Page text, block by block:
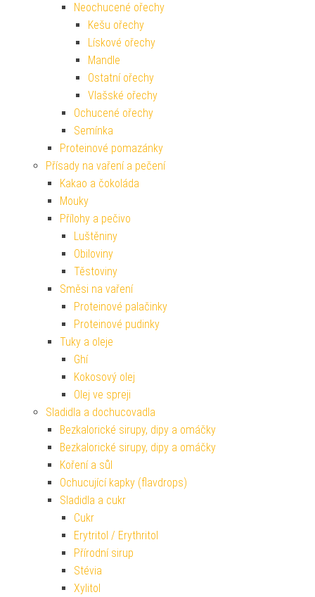
Neochucené ořechy
Kešu ořechy
Lískové ořechy
Mandle
Ostatní ořechy
Vlašské ořechy
Ochucené ořechy
Semínka
Proteinové pomazánky
Přísady na vaření a pečení
Kakao a čokoláda
Mouky
Přílohy a pečivo
Luštěniny
Obiloviny
Těstoviny
Směsi na vaření
Proteinové palačinky
Proteinové pudinky
Tuky a oleje
Ghí
Kokosový olej
Olej ve spreji
Sladidla a dochucovadla
Bezkalorické sirupy, dipy a omáčky
Bezkalorické sirupy, dipy a omáčky
Koření a sůl
Ochucující kapky (flavdrops)
Sladidla a cukr
Cukr
Erytritol / Erythritol
Přírodní sirup
Stévia
Xylitol